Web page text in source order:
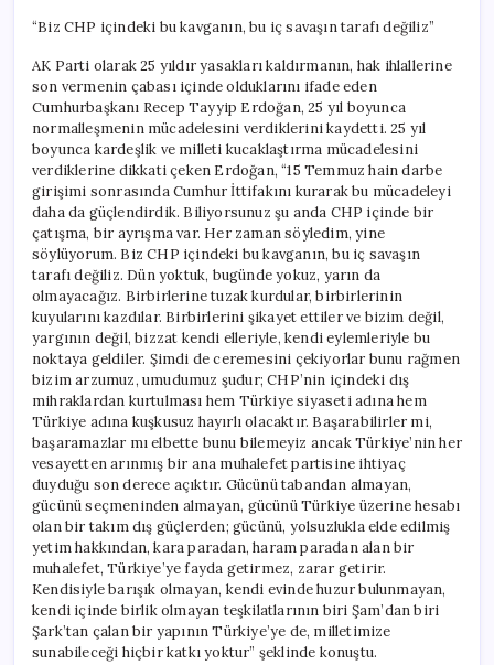
“Biz CHP içindeki bu kavganın, bu iç savaşın tarafı değiliz”
AK Parti olarak 25 yıldır yasakları kaldırmanın, hak ihlallerine
son vermenin çabası içinde olduklarını ifade eden
Cumhurbaşkanı Recep Tayyip Erdoğan, 25 yıl boyunca
normalleşmenin mücadelesini verdiklerini kaydetti. 25 yıl
boyunca kardeşlik ve milleti kucaklaştırma mücadelesini
verdiklerine dikkati çeken Erdoğan, “15 Temmuz hain darbe
girişimi sonrasında Cumhur İttifakını kurarak bu mücadeleyi
daha da güçlendirdik. Biliyorsunuz şu anda CHP içinde bir
çatışma, bir ayrışma var. Her zaman söyledim, yine
söylüyorum. Biz CHP içindeki bu kavganın, bu iç savaşın
tarafı değiliz. Dün yoktuk, bugünde yokuz, yarın da
olmayacağız. Birbirlerine tuzak kurdular, birbirlerinin
kuyularını kazdılar. Birbirlerini şikayet ettiler ve bizim değil,
yargının değil, bizzat kendi elleriyle, kendi eylemleriyle bu
noktaya geldiler. Şimdi de ceremesini çekiyorlar bunu rağmen
bizim arzumuz, umudumuz şudur; CHP’nin içindeki dış
mihraklardan kurtulması hem Türkiye siyaseti adına hem
Türkiye adına kuşkusuz hayırlı olacaktır. Başarabilirler mi,
başaramazlar mı elbette bunu bilemeyiz ancak Türkiye’nin her
vesayetten arınmış bir ana muhalefet partisine ihtiyaç
duyduğu son derece açıktır. Gücünü tabandan almayan,
gücünü seçmeninden almayan, gücünü Türkiye üzerine hesabı
olan bir takım dış güçlerden; gücünü, yolsuzlukla elde edilmiş
yetim hakkından, kara paradan, haram paradan alan bir
muhalefet, Türkiye’ye fayda getirmez, zarar getirir.
Kendisiyle barışık olmayan, kendi evinde huzur bulunmayan,
kendi içinde birlik olmayan teşkilatlarının biri Şam’dan biri
Şark’tan çalan bir yapının Türkiye’ye de, milletimize
sunabileceği hiçbir katkı yoktur” şeklinde konuştu.